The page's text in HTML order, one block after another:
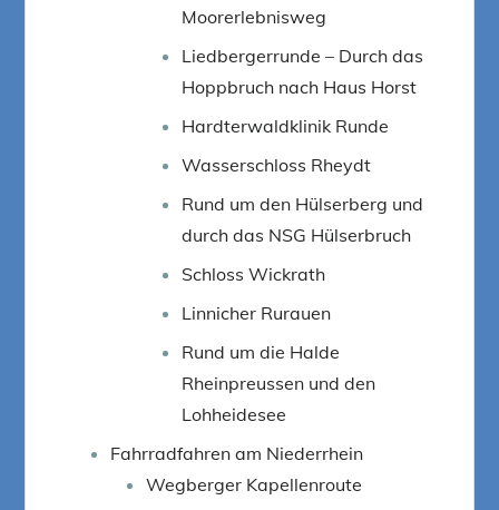
Moorerlebnisweg
Liedbergerrunde – Durch das
Hoppbruch nach Haus Horst
Hardterwaldklinik Runde
Wasserschloss Rheydt
Rund um den Hülserberg und
durch das NSG Hülserbruch
Schloss Wickrath
Linnicher Rurauen
Rund um die Halde
Rheinpreussen und den
Lohheidesee
Fahrradfahren am Niederrhein
Wegberger Kapellenroute